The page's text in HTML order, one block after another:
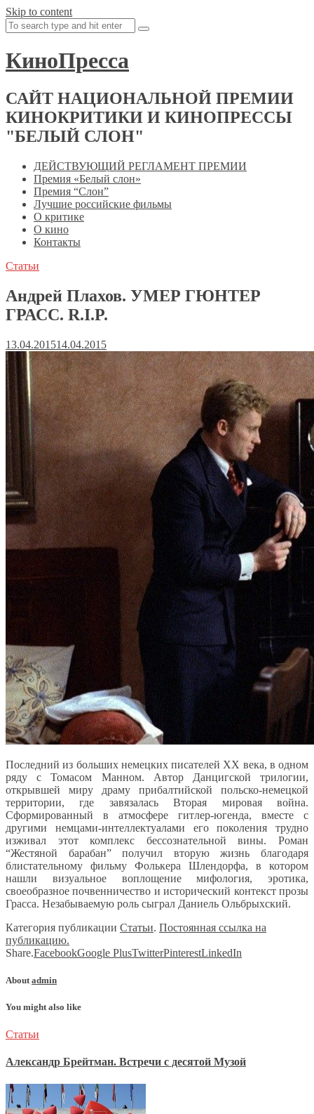
Skip to content
КиноПресса
САЙТ НАЦИОНАЛЬНОЙ ПРЕМИИ
КИНОКРИТИКИ И КИНОПРЕССЫ
"БЕЛЫЙ СЛОН"
ДЕЙСТВУЮЩИЙ РЕГЛАМЕНТ ПРЕМИИ
Премия «Белый слон»
Премия “Слон”
Лучшие российские фильмы
О критике
О кино
Контакты
Статьи
Андрей Плахов. УМЕР ГЮНТЕР
ГРАСС. R.I.P.
13.04.201514.04.2015
Последний из больших немецких писателей ХХ века, в одном
ряду с Томасом Манном. Автор Данцигской трилогии,
открывшей миру драму прибалтийской польско-немецкой
территории, где завязалась Вторая мировая война.
Сформированный в атмосфере гитлер-югенда, вместе с
другими немцами-интеллектуалами его поколения трудно
изживал этот комплекс бессознательной вины. Роман
“Жестяной барабан” получил вторую жизнь благодаря
блистательному фильму Фолькера Шлендорфа, в котором
нашли визуальное воплощение мифология, эротика,
своеобразное почвенничество и исторический контекст прозы
Грасса. Незабываемую роль сыграл Даниель Ольбрыхский.
Категория публикации Статьи. Постоянная ссылка на
публикацию.
Share.FacebookGoogle PlusTwitterPinterestLinkedIn
About admin
You might also like
Статьи
Александр Брейтман. Встречи с десятой Музой